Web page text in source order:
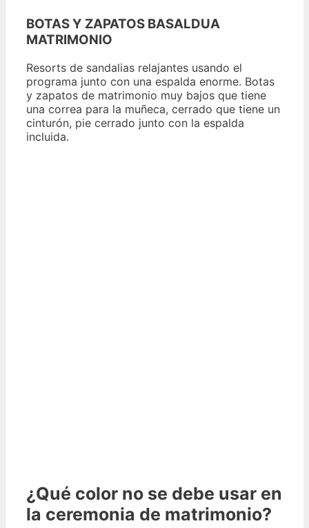
BOTAS Y ZAPATOS BASALDUA
MATRIMONIO
Resorts de sandalias relajantes usando el
programa junto con una espalda enorme. Botas
y zapatos de matrimonio muy bajos que tiene
una correa para la muñeca, cerrado que tiene un
cinturón, pie cerrado junto con la espalda
incluida.
¿Qué color no se debe usar en
la ceremonia de matrimonio?